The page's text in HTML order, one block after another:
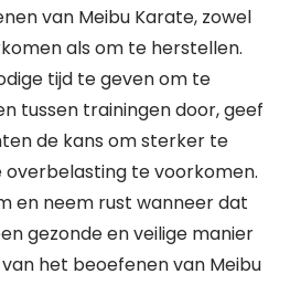
van Meibu Karate, zowel
als om te herstellen.
tijd te geven om te
tussen trainingen door, geef
de kans om sterker te
te voorkomen.
en neem rust wanneer dat
gezonde en veilige manier
het beoefenen van Meibu